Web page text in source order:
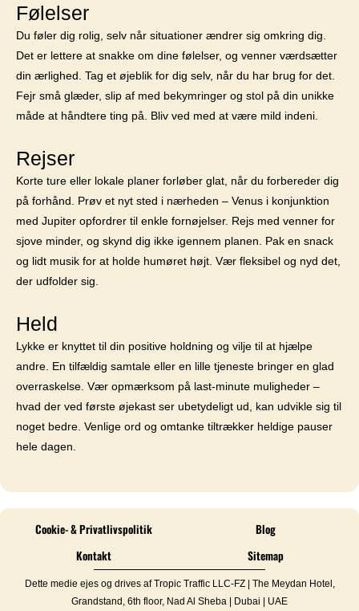
Følelser
Du føler dig rolig, selv når situationer ændrer sig omkring dig.
Det er lettere at snakke om dine følelser, og venner værdsætter
din ærlighed. Tag et øjeblik for dig selv, når du har brug for det.
Fejr små glæder, slip af med bekymringer og stol på din unikke
måde at håndtere ting på. Bliv ved med at være mild indeni.
Rejser
Korte ture eller lokale planer forløber glat, når du forbereder dig
på forhånd. Prøv et nyt sted i nærheden – Venus i konjunktion
med Jupiter opfordrer til enkle fornøjelser. Rejs med venner for
sjove minder, og skynd dig ikke igennem planen. Pak en snack
og lidt musik for at holde humøret højt. Vær fleksibel og nyd det,
der udfolder sig.
Held
Lykke er knyttet til din positive holdning og vilje til at hjælpe
andre. En tilfældig samtale eller en lille tjeneste bringer en glad
overraskelse. Vær opmærksom på last-minute muligheder –
hvad der ved første øjekast ser ubetydeligt ud, kan udvikle sig til
noget bedre. Venlige ord og omtanke tiltrækker heldige pauser
hele dagen.
Cookie- & Privatlivspolitik
Blog
Kontakt
Sitemap
Dette medie ejes og drives af Tropic Traffic LLC-FZ | The Meydan Hotel,
Grandstand, 6th floor, Nad Al Sheba | Dubai | UAE